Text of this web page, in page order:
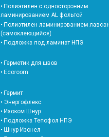
• Полиэтилен с односторонним
ламинированием AL фольгой
• Полиэтилен ламинированием
(самоклеющийся)
• Подложка под ламинат НПЭ
• Герметик для швов
• Ecoroom
• Гермит
• Энергофлекс
• Изоком Шнур
• Подложка Тепофол НПЭ
• Шнур Изонел